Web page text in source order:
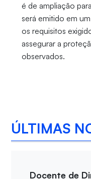
é de ampliação
será emitido em
os requisitos
assegurar a
observados.
ÚLTIMAS
Docente de